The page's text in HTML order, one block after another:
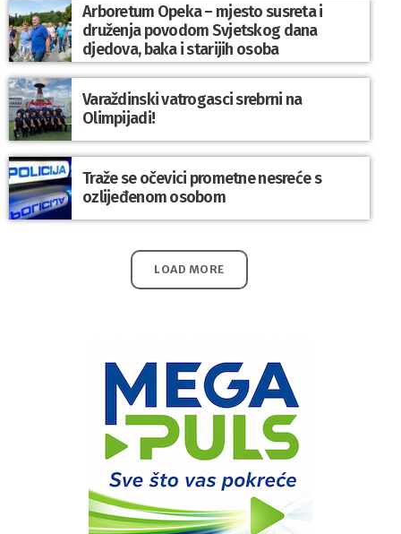
Arboretum Opeka – mjesto susreta i
druženja povodom Svjetskog dana
djedova, baka i starijih osoba
Varaždinski vatrogasci srebrni na
Olimpijadi!
Traže se očevici prometne nesreće s
ozlijeđenom osobom
LOAD MORE